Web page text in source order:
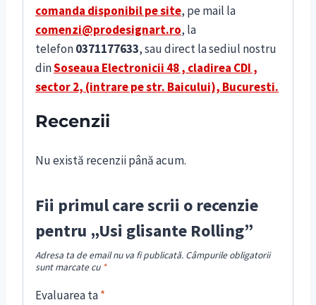
comanda disponibil pe site, pe mail la
comenzi@prodesignart.ro, la
telefon0371177633, sau direct la sediul nostru
dinSoseaua Electronicii 48 , cladirea CDI ,
sector 2, (intrare pe str. Baicului), Bucuresti.
Recenzii
Nu există recenzii până acum.
Fii primul care scrii o recenzie
pentru „Usi glisante Rolling”
Adresa ta de email nu va fi publicată. Câmpurile obligatorii
sunt marcate cu *
Evaluarea ta*